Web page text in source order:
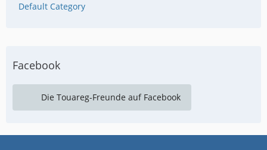
Default Category
Facebook
Die Touareg-Freunde auf Facebook